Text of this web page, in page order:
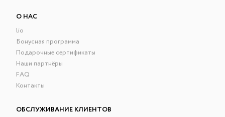
О НАС
lio
Бонусная программа
Подарочные сертификаты
Наши партнёры
FAQ
Контакты
ОБСЛУЖИВАНИЕ КЛИЕНТОВ